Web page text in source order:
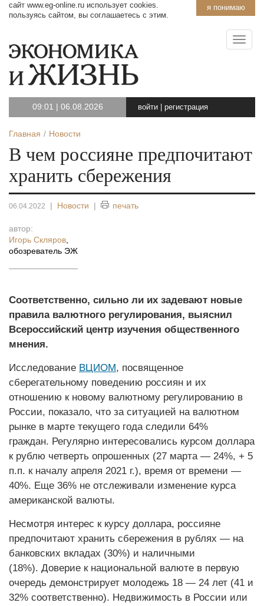
я понимаю
сайт www.eg-online.ru использует cookies.
пользуясь сайтом, вы соглашаетесь с этим.
09:01 | 06.08.2026 войти регистрация
Главная Новости
В чем россияне предпочитают
хранить сбережения
06.04.2022 | Новости | печать
автор:
Игорь Скляров
обозреватель ЭЖ
Соответственно, сильно ли их задевают новые
правила валютного регулирования, выяснил
Всероссийский центр изучения общественного
мнения.
Исследование ВЦИОМ, посвященное
сберегательному поведению россиян и их
отношению к новому валютному регулированию в
России, показало, что за ситуацией на валютном
рынке в марте текущего года следили 64%
граждан. Регулярно интересовались курсом доллара
к рублю четверть опрошенных (27 марта — 24%, + 5
п.п. к началу апреля 2021 г.), время от времени —
40%. Еще 36% не отслеживали изменение курса
американской валюты.
Несмотря интерес к курсу доллара, россияне
предпочитают хранить сбережения в рублях — на
банковских вкладах (30%) и наличными
(18%). Доверие к национальной валюте в первую
очередь демонстрирует молодежь 18 — 24 лет (41 и
32% соответственно). Недвижимость в России или